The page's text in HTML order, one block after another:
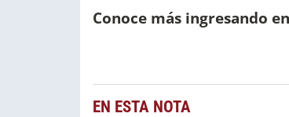
Conoce más ingresando
EN ESTA NOTA